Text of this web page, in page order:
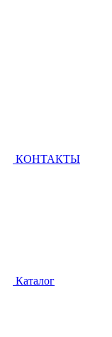
КОНТАКТЫ
Каталог